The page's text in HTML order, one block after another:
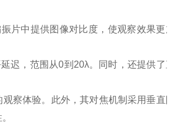
片中提供图像对比度，使观察效果更加清
迟，范围从0到 20λ。同时，还提供了直接
察体验。此外，其对焦机制采用垂直阶段